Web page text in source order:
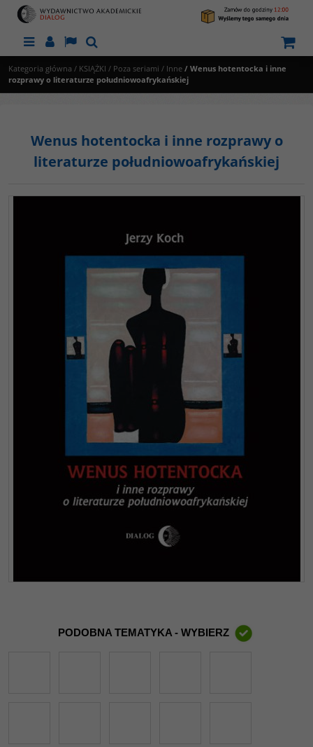
MenuPanelLangSzukaj
Kategoria główna / KSIĄŻKI / Poza seriami / Inne / Wenus hotentocka i inne
rozprawy o literaturze południowoafrykańskiej
Wenus hotentocka i inne rozprawy o
literaturze południowoafrykańskiej
PODOBNA TEMATYKA - WYBIERZ